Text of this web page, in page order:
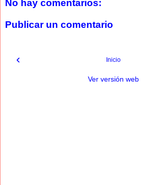
No hay comentarios:
Publicar un comentario
‹ Inicio
Ver versión web